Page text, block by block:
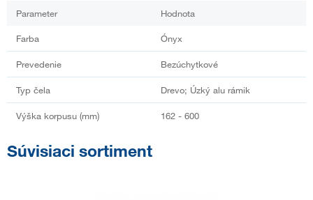
Parameter Hodnota
Farba Ónyx
Prevedenie Bezúchytkové
Typ čela Drevo; Úzký alu rámik
Výška korpusu (mm) 162 - 600
Súvisiaci sortiment